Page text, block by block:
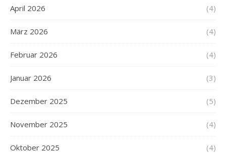
April 2026 (4)
März 2026 (4)
Februar 2026 (4)
Januar 2026 (3)
Dezember 2025 (5)
November 2025 (4)
Oktober 2025 (4)